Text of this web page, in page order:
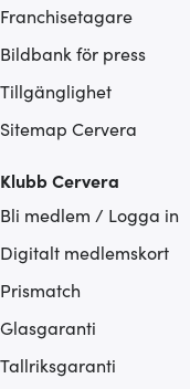
Franchisetagare
Bildbank för press
Tillgänglighet
Sitemap Cervera
Klubb Cervera
Bli medlem / Logga in
Digitalt medlemskort
Prismatch
Glasgaranti
Tallriksgaranti